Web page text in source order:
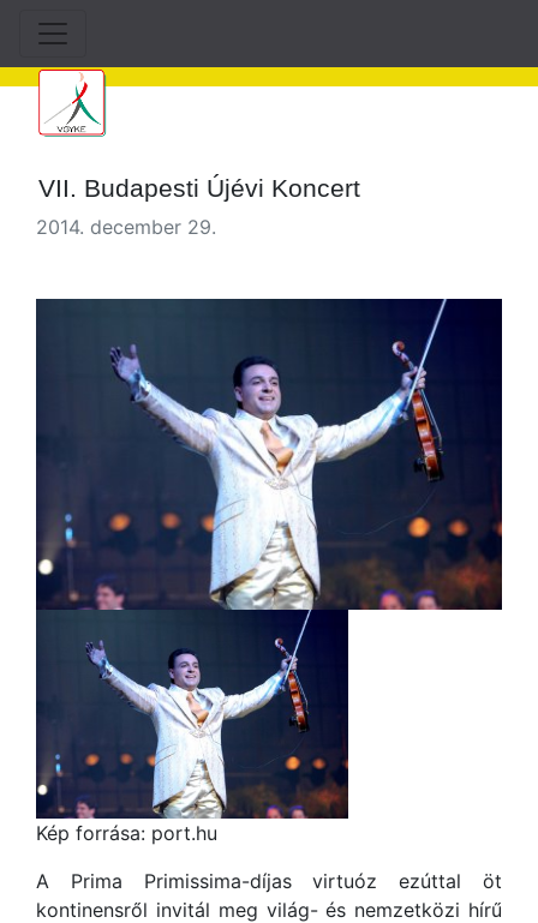
VII. Budapesti Újévi Koncert
2014. december 29.
Kép forrása: port.hu
A Prima Primissima-díjas virtuóz ezúttal öt
kontinensről invitál meg világ- és nemzetközi hírű